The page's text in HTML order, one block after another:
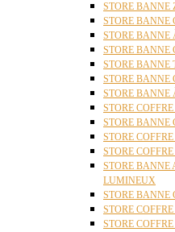
STORE BANNE
STORE BANNE
STORE BANNE
STORE BANNE
STORE BANNE
STORE BANNE
STORE BANNE
STORE
STORE BANNE
STORE
STORE
STORE BANNE
LUMINEUX
STORE BANNE
STORE
STORE